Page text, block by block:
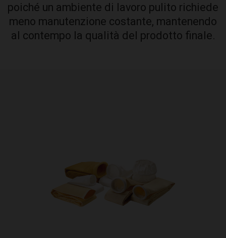
poiché un ambiente di lavoro pulito richiede
meno manutenzione costante, mantenendo
al contempo la qualità del prodotto finale.